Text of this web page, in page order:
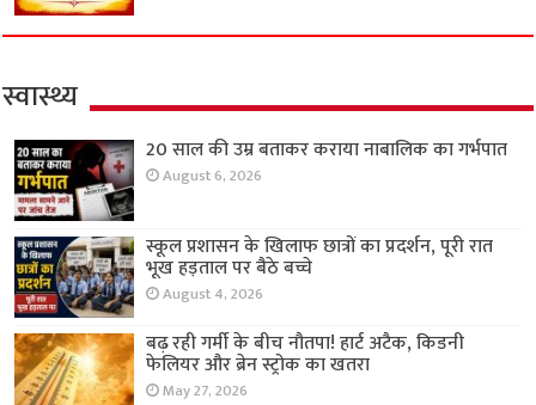
स्वास्थ्य
20 साल की उम्र बताकर कराया नाबालिक का गर्भपात
August 6, 2026
स्कूल प्रशासन के खिलाफ छात्रों का प्रदर्शन, पूरी रात
भूख हड़ताल पर बैठे बच्चे
August 4, 2026
बढ़ रही गर्मी के बीच नौतपा! हार्ट अटैक, किडनी
फेलियर और ब्रेन स्ट्रोक का खतरा
May 27, 2026